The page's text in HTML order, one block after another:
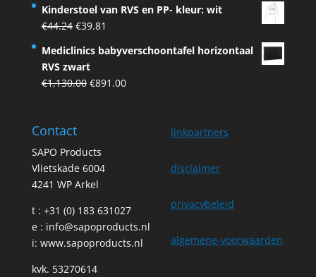
was:
€75.00.
is:
Kinderstoel van RVS en PP- kleur: wit
€44.24 Original
was:
€44.24.
€39.81
is:
Mediclinics babyverschoontafel horizontaal
RVS zwart
€1,130.00 Original
€891.00Current
Contact
SAPO Products
Vlietskade 6004
4241 WP Arkel
t : +31 (0) 183 631027
e : info@sapoproducts.nl
i: www.sapoproducts.nl
kvk. 53270614
linkpartners
disclaimer
privacybeleid
algemene-voorwaarden